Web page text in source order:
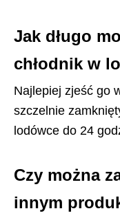
Jak długo
chłodnik w
Najlepiej zjeść go
szczelnie
lodówce do 24
Czy można
innym